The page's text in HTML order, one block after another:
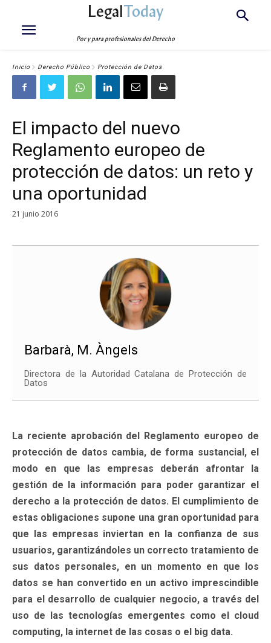
LegalToday
Por y para profesionales del Derecho
Inicio Derecho Público Protección de Datos
El impacto del nuevo
Reglamento europeo de
protección de datos: un reto y
una oportunidad
21 junio 2016
Barbarà, M. Àngels
Directora de la Autoridad Catalana de Protección de
Datos
La reciente aprobación del Reglamento europeo de
protección de datos cambia, de forma sustancial, el
modo en que las empresas deberán afrontar la
gestión de la información para poder garantizar el
derecho a la protección de datos. El cumplimiento de
estas obligaciones supone una gran oportunidad para
que las empresas inviertan en la confianza de sus
usuarios, garantizándoles un correcto tratamiento de
sus datos personales, en un momento en que los
datos se han convertido en un activo imprescindible
para el desarrollo de cualquier negocio, a través del
uso de las tecnologías emergentes como el cloud
computing, la internet de las cosas o el big data.